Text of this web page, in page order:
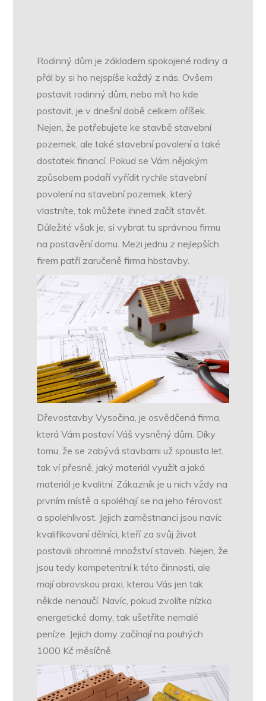
Rodinný dům je základem spokojené rodiny a
přál by si ho nejspíše každý z nás. Ovšem
postavit rodinný dům, nebo mít ho kde
postavit, je v dnešní době celkem oříšek.
Nejen, že potřebujete ke stavbě stavební
pozemek, ale také stavební povolení a také
dostatek financí. Pokud se Vám nějakým
způsobem podaří vyřídit rychle stavební
povolení na stavební pozemek, který
vlastníte, tak můžete ihned začít stavět.
Důležité však je, si vybrat tu správnou firmu
na postavění domu. Mezi jednu z nejlepších
firem patří zaručeně firma hbstavby.
Dřevostavby Vysočina , je osvědčená firma,
která Vám postaví Váš vysněný dům. Díky
tomu, že se zabývá stavbami už spousta let,
tak ví přesně, jaký materiál využít a jaká
materiál je kvalitní. Zákazník je u nich vždy na
prvním místě a spoléhají se na jeho férovost
a spolehlivost. Jejich zaměstnanci jsou navíc
kvalifikovaní dělníci, kteří za svůj život
postavili ohromné množství staveb. Nejen, že
jsou tedy kompetentní k této činnosti, ale
mají obrovskou praxi, kterou Vás jen tak
někde nenaučí. Navíc, pokud zvolíte nízko
energetické domy, tak ušetříte nemalé
peníze. Jejich domy začínají na pouhých
1000 Kč měsíčně.